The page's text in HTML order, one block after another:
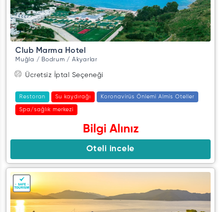
Club Marma Hotel
Muğla / Bodrum / Akyarlar
Ücretsiz İptal Seçeneği
Restoran Su kaydırağı Koronavirüs Önlemi Almis Oteller
Spa/sağlık merkezi
Bilgi Alınız
Oteli incele